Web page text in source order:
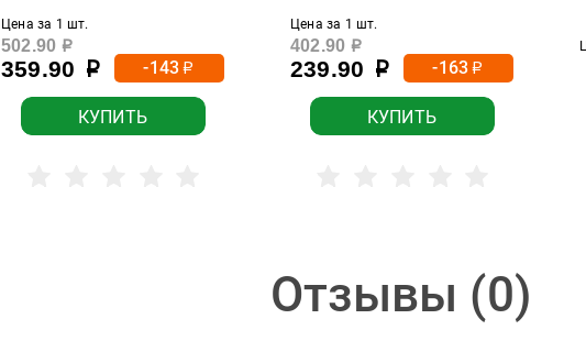
Цена за 1 шт.
502.90 р
359.90 р -143р
КУПИТЬ
Цена за 1 шт.
402.90 р
239.90 р -163р
КУПИТЬ
Отзывы (0)